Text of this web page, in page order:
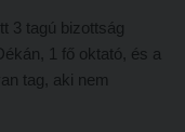
3 tagú bizottság
1 fő oktató, és a
tag, aki nem